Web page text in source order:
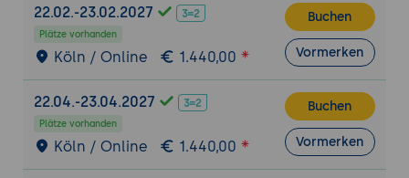
5. HTTPS, TLS und HTTP/2
ssl- und https-Module aktivieren
Zertifikate erzeugen (Let's Encrypt, eigene
CA, Selbst-signiert für Test)
TLS-Konfiguration mit modernen Cipher-
Suites
HTTP/2 und HTTP/3 (über QUIC) in Jetty 12
22.02.-23.02.2027
Plätze vorhanden
Köln / Online 1.440,00
Buchen
Vormerken
22.04.-23.04.2027
Plätze vorhanden
Köln / Online 1.440,00
Buchen
Vormerken